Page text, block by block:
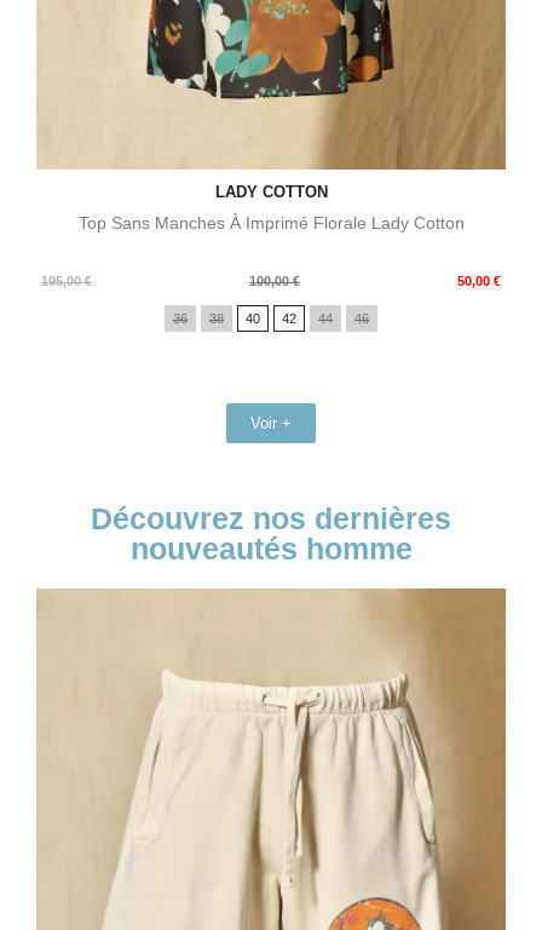
LADY COTTON
Top Sans Manches À Imprimé Florale Lady Cotton
195,00 €
Prix
100,00 € 50,00 €
Prix
36 38 40 42 44 46
Voir +
Découvrez nos dernières
nouveautés homme